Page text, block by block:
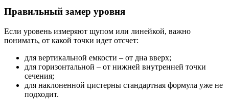
Правильный замер уровня
Если уровень измеряют щупом или линейкой, важно
понимать, от какой точки идет отсчет:
для вертикальной емкости – от дна вверх;
для горизонтальной – от нижней внутренней точки
сечения;
для наклоненной цистерны стандартная формула уже не
подходит.